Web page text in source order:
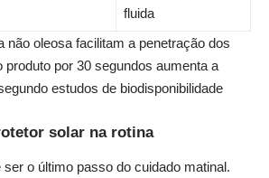
fluida
não oleosa facilitam a penetração dos
por 30 segundos aumenta a
estudos de biodisponibilidade
solar na rotina
o último passo do cuidado matinal.